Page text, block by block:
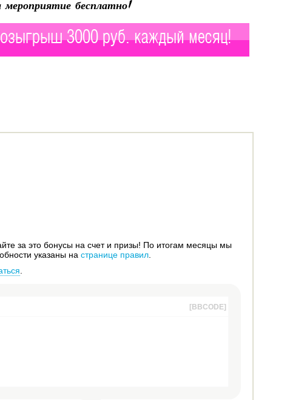
бесплатно!
3000 руб. каждый месяц!
за это бонусы на счет и призы! По итогам месяцы мы
указаны на странице правил.
[BBCODE]